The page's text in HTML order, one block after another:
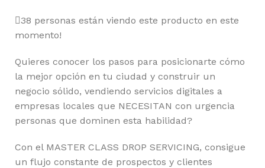
38 personas están viendo este producto en este
momento!
Quieres conocer los pasos para posicionarte cómo
la mejor opción en tu ciudad y construir un
negocio sólido, vendiendo servicios digitales a
empresas locales que NECESITAN con urgencia
personas que dominen esta habilidad?
Con el MASTER CLASS DROP SERVICING, consigue
un flujo constante de prospectos y clientes